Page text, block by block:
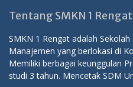
Tentang SMKN 1 Rengat
SMKN 1 Rengat adalah
Manajemen yang berlokasi di
Memiliki berbagai keunggulan
studi 3 tahun. Mencetak SDM